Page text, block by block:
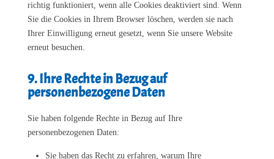
richtig funktioniert, wenn alle Cookies deaktiviert sind. Wenn
Sie die Cookies in Ihrem Browser löschen, werden sie nach
Ihrer Einwilligung erneut gesetzt, wenn Sie unsere Website
erneut besuchen.
9. Ihre Rechte in Bezug auf
personenbezogene Daten
Sie haben folgende Rechte in Bezug auf Ihre
personenbezogenen Daten:
Sie haben das Recht zu erfahren, warum Ihre